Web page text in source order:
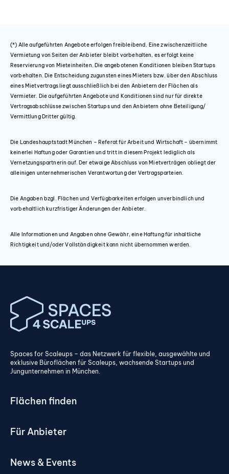
(*) Alle aufgeführten Angebote erfolgen freibleibend. Eine zwischenzeitliche
Vermietung von Seiten der Anbieter bleibt vorbehalten, es erfolgt keine
Reservierung von Mieteinheiten. Die angebotenen Konditionen bleiben Startups
vorbehalten. Die Entscheidung zugunsten eines Mieters bzw. über den Abschluss
eines Mietvertrags liegt ausschließlich bei den Anbietern der Flächen als
Vermieter. Die aufgeführten Angebote und Konditionen sind nur für direkte
Vertragsabschlüsse zwischen Startups und den Anbietern ohne Beteiligung/
Vermittlung Dritter gültig.
Die Landeshauptstadt München – Referat für Arbeit und Wirtschaft – übernimmt
keinerlei Haftung oder Garantien und tritt in diesem Projekt lediglich als
Vernetzungspartnerin auf. Der etwaige Abschluss von Mietverträgen obliegt der
alleinigen unternehmerischen Verantwortung der Vertragsparteien.
Die Angaben bzgl. Flächen und Verfügbarkeiten erfolgen unverbindlich und
vorbehaltlich kurzfristiger Änderungen der Anbieter.
Alle Informationen und Angaben ohne Gewähr, eine Haftung für inhaltliche
Richtigkeit und/oder Vollständigkeit kann nicht übernommen werden.
Spaces for Scaleups – das Netzwerk für flexible, ausgewählte und
exklusive Büroflächen für Scaleups, wachsende Startups und
Jungunternehmen in München.
Flächen finden
Für Anbieter
News & Events